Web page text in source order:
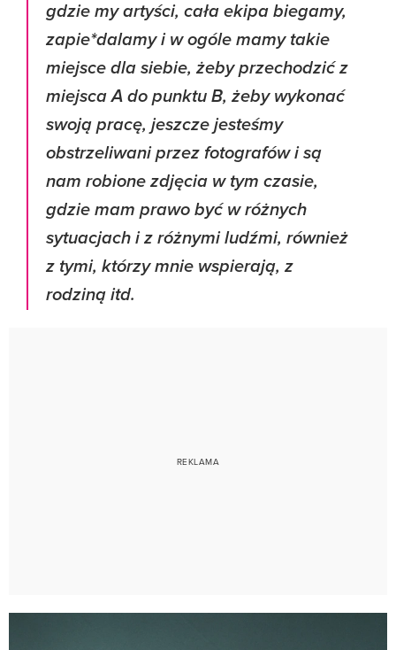
gdzie my artyści, cała ekipa biegamy,
zapie*dalamy i w ogóle mamy takie
miejsce dla siebie, żeby przechodzić z
miejsca A do punktu B, żeby wykonać
swoją pracę, jeszcze jesteśmy
obstrzeliwani przez fotografów i są
nam robione zdjęcia w tym czasie,
gdzie mam prawo być w różnych
sytuacjach i z różnymi ludźmi, również
z tymi, którzy mnie wspierają, z
rodziną itd.